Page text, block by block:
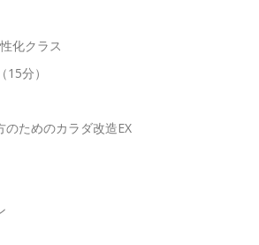
化クラス
分）
のためのカラダ改造EX